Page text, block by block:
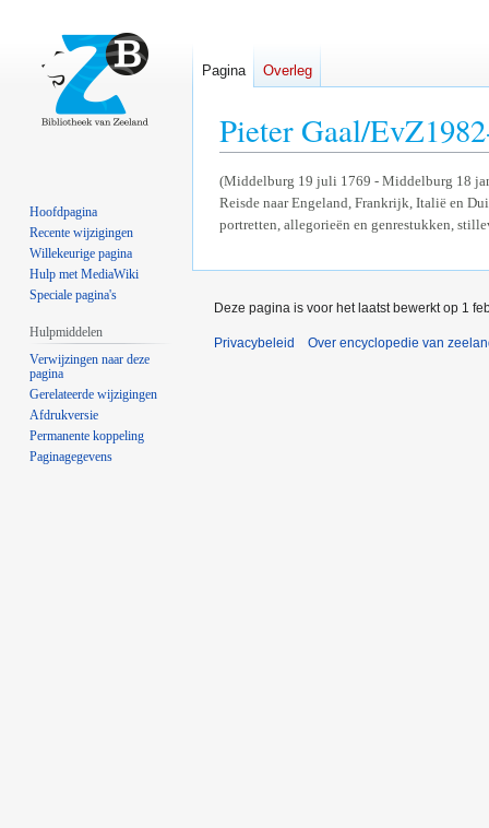
Pieter Gaal/
Naar
navigatie
springen
Naar
zoeken
springen
(Middelburg 19 juli 1769 - Middelburg 18
Reisde naar Engeland, Frankrijk, Italië en
portretten, allegorieën en genrestukken,
Pagina Overleg
Hoofdpagina
Recente wijzigingen
Willekeurige pagina
Hulp met MediaWiki
Speciale pagina's
Hulpmiddelen
Verwijzingen naar deze
pagina
Gerelateerde wijzigingen
Afdrukversie
Permanente koppeling
Paginagegevens
Deze pagina is voor het laatst bewerkt op 1
Privacybeleid Over encyclopedie van